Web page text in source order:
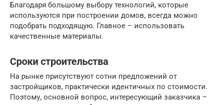
Благодаря большому выбору технологий, которые
используются при построении домов, всегда можно
подобрать подходящую. Главное – использовать
качественные материалы.
Сроки строительства
На рынке присутствуют сотни предложений от
застройщиков, практически идентичных по стоимости.
Поэтому, основной вопрос, интересующий заказчика –